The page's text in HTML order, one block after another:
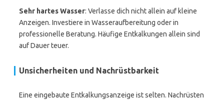
Sehr hartes Wasser: Verlasse dich nicht allein auf kleine
Anzeigen. Investiere in Wasseraufbereitung oder in
professionelle Beratung. Häufige Entkalkungen allein sind
auf Dauer teuer.
Unsicherheiten und Nachrüstbarkeit
Eine eingebaute Entkalkungsanzeige ist selten. Nachrüsten